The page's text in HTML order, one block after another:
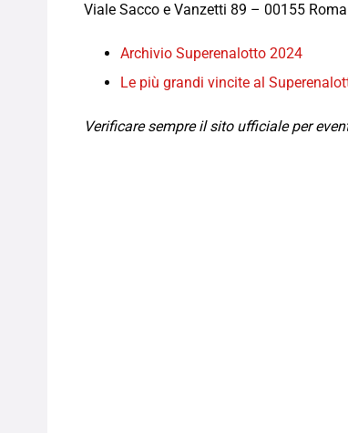
Viale Sacco e Vanzetti 89 – 00155 Roma
Archivio Superenalotto 2024
Le più grandi vincite al
Verificare sempre il sito ufficiale per